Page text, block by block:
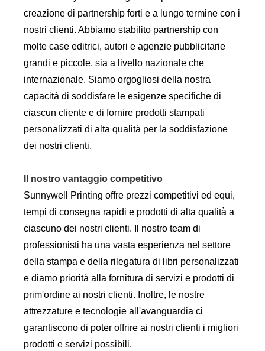
creazione di partnership forti e a lungo termine con i
nostri clienti. Abbiamo stabilito partnership con
molte case editrici, autori e agenzie pubblicitarie
grandi e piccole, sia a livello nazionale che
internazionale. Siamo orgogliosi della nostra
capacità di soddisfare le esigenze specifiche di
ciascun cliente e di fornire prodotti stampati
personalizzati di alta qualità per la soddisfazione
dei nostri clienti.
Il nostro vantaggio competitivo
Sunnywell Printing offre prezzi competitivi ed equi,
tempi di consegna rapidi e prodotti di alta qualità a
ciascuno dei nostri clienti. Il nostro team di
professionisti ha una vasta esperienza nel settore
della stampa e della rilegatura di libri personalizzati
e diamo priorità alla fornitura di servizi e prodotti di
prim'ordine ai nostri clienti. Inoltre, le nostre
attrezzature e tecnologie all'avanguardia ci
garantiscono di poter offrire ai nostri clienti i migliori
prodotti e servizi possibili.